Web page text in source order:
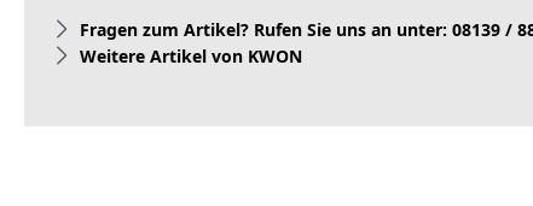
Fragen zum Artikel? Rufen Sie uns an unter: 08139 /
Weitere Artikel von KWON